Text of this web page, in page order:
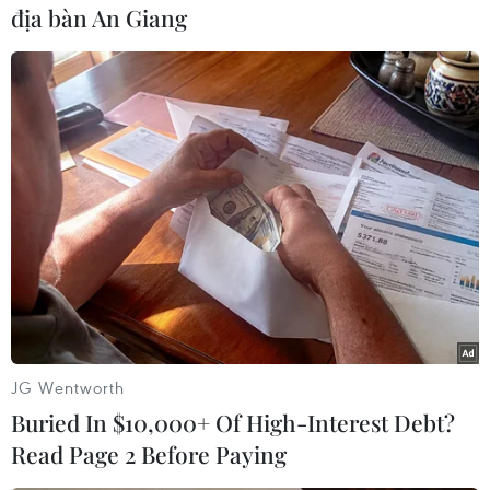
hiếm nhóm IIB mà pháp luật Việt Nam nghiêm
cấm săn bắt, vận chuyển, mua bán./.
(TTXVN/Vietnam+)
địa bàn An Giang
JG Wentworth
Buried In $10,000+ Of High-Interest Debt?
Read Page 2 Before Paying